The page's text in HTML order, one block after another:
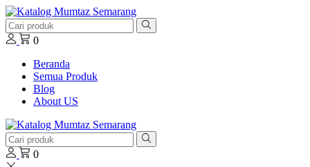
0
Beranda
Semua Produk
Blog
About US
0